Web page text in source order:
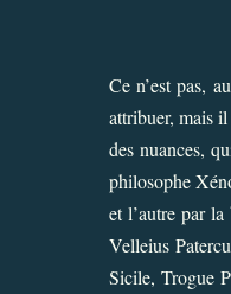
Ce n’est pas,
attribuer, mais
des nuances,
philosophe
et l’autre par
Velleius
Sicile, Trogue